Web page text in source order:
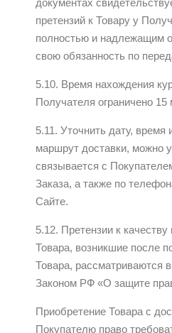
документах
претензий к Товару у
полностью и надлежащим
свою обязанность по
5.10. Время нахождения
Получателя ограничено 15
5.11. Уточнить дату, время
маршрут доставки, можно
связывается с
Заказа, а также по
Сайте.
5.12. Претензии к качеству
Товара, возникшие после
Товара, рассматриваются
Законом РФ «О защите
Приобретение Товара с
Покупателю право